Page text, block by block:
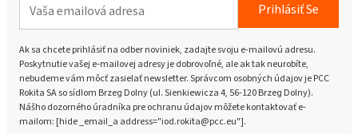
Prihlásiť Se
Ak sa chcete prihlásiť na odber noviniek, zadajte svoju e-mailovú adresu.
Poskytnutie vašej e-mailovej adresy je dobrovoľné, ale ak tak neurobíte,
nebudeme vám môcť zasielať newsletter. Správcom osobných údajov je PCC
Rokita SA so sídlom Brzeg Dolny (ul. Sienkiewicza 4, 56-120 Brzeg Dolny).
Nášho dozorného úradníka pre ochranu údajov môžete kontaktovať e-
mailom: [hide _email_a address="iod.rokita@pcc.eu"].